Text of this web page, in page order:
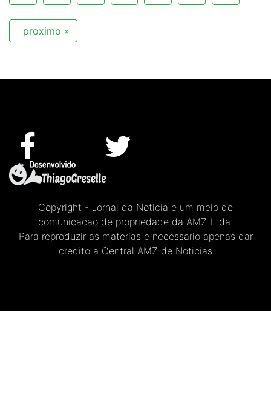
proximo »
Copyright - Jornal da Noticia e um meio de
comunicacao de propriedade da AMZ Ltda.
Para reproduzir as materias e necessario apenas dar
credito a Central AMZ de Noticias